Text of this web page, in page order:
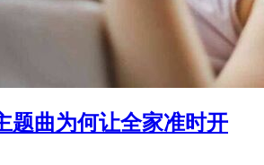
题曲为何让全家准时开